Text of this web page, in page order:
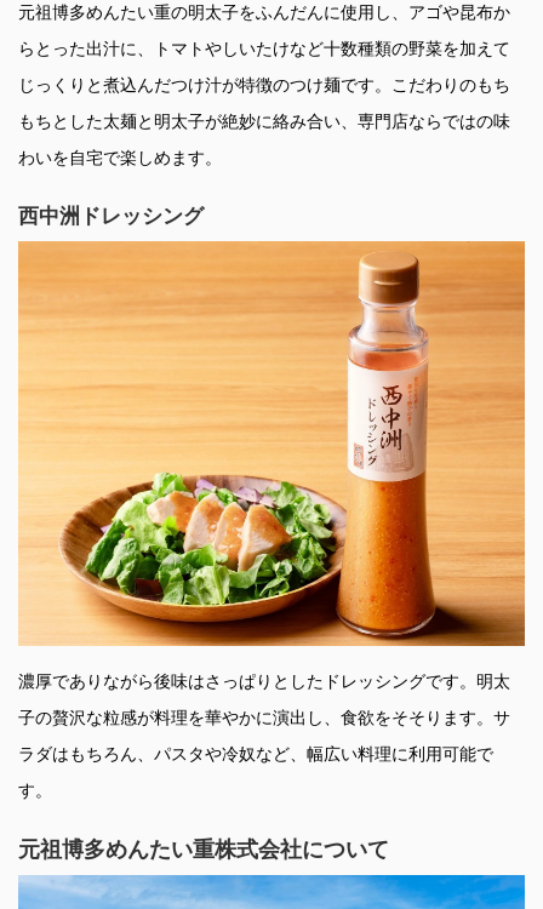
元祖博多めんたい重の明太子をふんだんに使用し、アゴや昆布か
らとった出汁に、トマトやしいたけなど十数種類の野菜を加えて
じっくりと煮込んだつけ汁が特徴のつけ麺です。こだわりのもち
もちとした太麺と明太子が絶妙に絡み合い、専門店ならではの味
わいを自宅で楽しめます。
西中洲ドレッシング
濃厚でありながら後味はさっぱりとしたドレッシングです。明太
子の贅沢な粒感が料理を華やかに演出し、食欲をそそります。サ
ラダはもちろん、パスタや冷奴など、幅広い料理に利用可能で
す。
元祖博多めんたい重株式会社について